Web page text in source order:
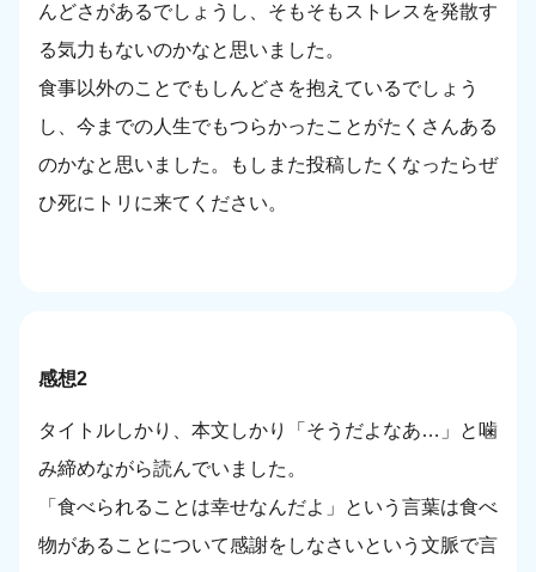
んどさがあるでしょうし、そもそもストレスを発散す
る気力もないのかなと思いました。
食事以外のことでもしんどさを抱えているでしょう
し、今までの人生でもつらかったことがたくさんある
のかなと思いました。もしまた投稿したくなったらぜ
ひ死にトリに来てください。
感想2
タイトルしかり、本文しかり「そうだよなあ…」と噛
み締めながら読んでいました。
「食べられることは幸せなんだよ」という言葉は食べ
物があることについて感謝をしなさいという文脈で言